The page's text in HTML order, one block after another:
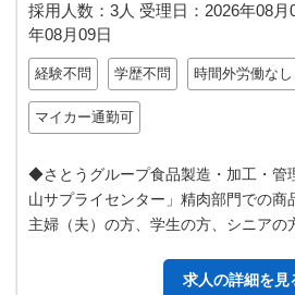
採用人数：3人 受理日： 2026年08月
年08月09日
経験不問 学歴不問 時間外労働なし
マイカー通勤可
◆さとうグループ食品製造・加工・管
山サプライセンター」精肉部門での
主婦（夫）の方、学生の方、シニアの
求人の詳細を見